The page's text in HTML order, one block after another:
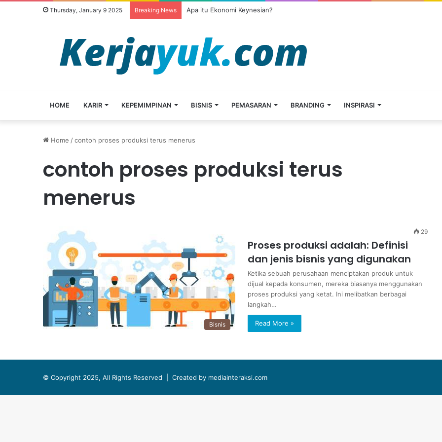
Thursday, January 9 2025 Breaking News Apa itu Ekonomi Keynesian?
HOME KARIR KEPEMIMPINAN BISNIS PEMASARAN BRANDING INSPIRASI
Home /contoh proses produksi terus menerus
contoh proses produksi terus
menerus
Bisnis
29
Proses produksi adalah: Definisi
dan jenis bisnis yang digunakan
Ketika sebuah perusahaan menciptakan produk untuk
dijual kepada konsumen, mereka biasanya menggunakan
proses produksi yang ketat. Ini melibatkan berbagai
langkah…
Read More »
© Copyright 2025, All Rights Reserved | Created by mediainteraksi.com